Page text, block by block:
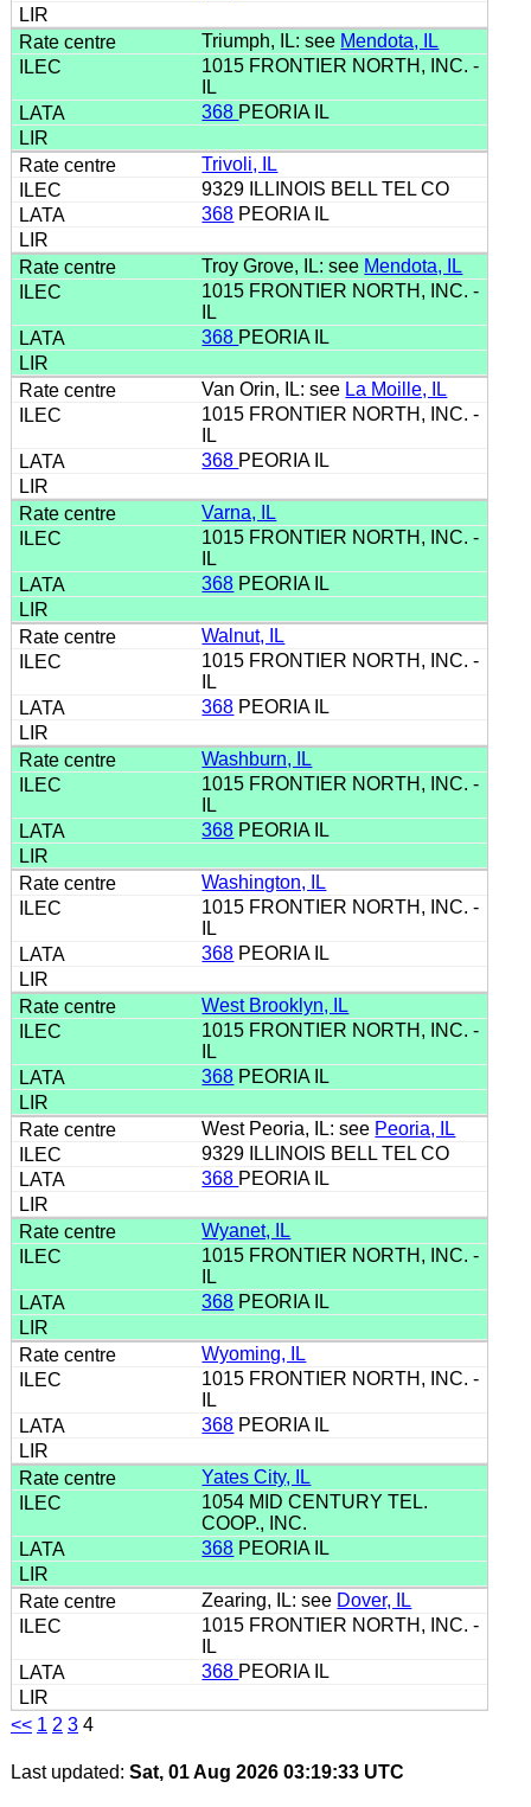
Triumph, IL: see Mendota, IL
1015 FRONTIER NORTH, INC. -
IL
368 PEORIA IL
Trivoli, IL
9329 ILLINOIS BELL TEL CO
368 PEORIA IL
Troy Grove, IL: see Mendota, IL
1015 FRONTIER NORTH, INC. -
IL
368 PEORIA IL
Van Orin, IL: see La Moille, IL
1015 FRONTIER NORTH, INC. -
IL
368 PEORIA IL
Varna, IL
1015 FRONTIER NORTH, INC. -
IL
368 PEORIA IL
Walnut, IL
1015 FRONTIER NORTH, INC. -
IL
368 PEORIA IL
Washburn, IL
1015 FRONTIER NORTH, INC. -
IL
368 PEORIA IL
Washington, IL
1015 FRONTIER NORTH, INC. -
IL
368 PEORIA IL
West Brooklyn, IL
1015 FRONTIER NORTH, INC. -
IL
368 PEORIA IL
West Peoria, IL: see Peoria, IL
9329 ILLINOIS BELL TEL CO
368 PEORIA IL
Wyanet, IL
1015 FRONTIER NORTH, INC. -
IL
368 PEORIA IL
Wyoming, IL
1015 FRONTIER NORTH, INC. -
IL
368 PEORIA IL
Yates City, IL
1054 MID CENTURY TEL.
COOP., INC.
368 PEORIA IL
Zearing, IL: see Dover, IL
1015 FRONTIER NORTH, INC. -
IL
368 PEORIA IL
<< 1 2 3 4
Last updated: Sat, 01 Aug 2026 03:19:33 UTC